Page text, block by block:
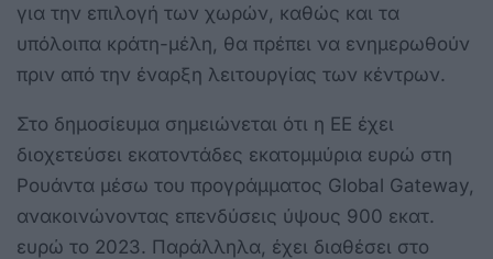
για την επιλογή των χωρών, καθώς και τα
υπόλοιπα κράτη-μέλη, θα πρέπει να ενημερωθούν
πριν από την έναρξη λειτουργίας των κέντρων.
Στο δημοσίευμα σημειώνεται ότι η ΕΕ έχει
διοχετεύσει εκατοντάδες εκατομμύρια ευρώ στη
Ρουάντα μέσω του προγράμματος Global Gateway,
ανακοινώνοντας επενδύσεις ύψους 900 εκατ.
ευρώ το 2023. Παράλληλα, έχει διαθέσει στο